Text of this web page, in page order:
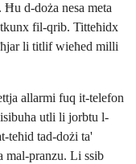
Ħu d-doża nesa meta
fil-qrib. Titteħidx
li titlif wieħed milli
allarmi fuq it-telefon
utli li jorbtu l-
teħid tad-dożi ta'
mal-pranzu. Li ssib